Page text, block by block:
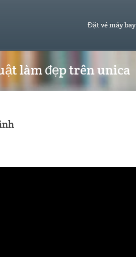
Đặt vé máy bay
làm đẹp trên unica